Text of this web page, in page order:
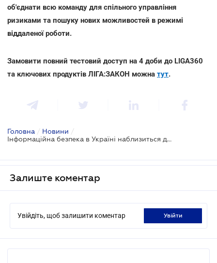
об'єднати всю команду для спільного управління
ризиками та пошуку нових можливостей в режимі
віддаленої роботи.
Замовити повний тестовий доступ на 4 доби до LIGA360
та ключових продуктів ЛІГА:ЗАКОН можна тут.
Головна / Новини /
Інформаційна безпека в Україні наблизиться до європейської
Залиште коментар
Увійдіть, щоб залишити коментар увійти